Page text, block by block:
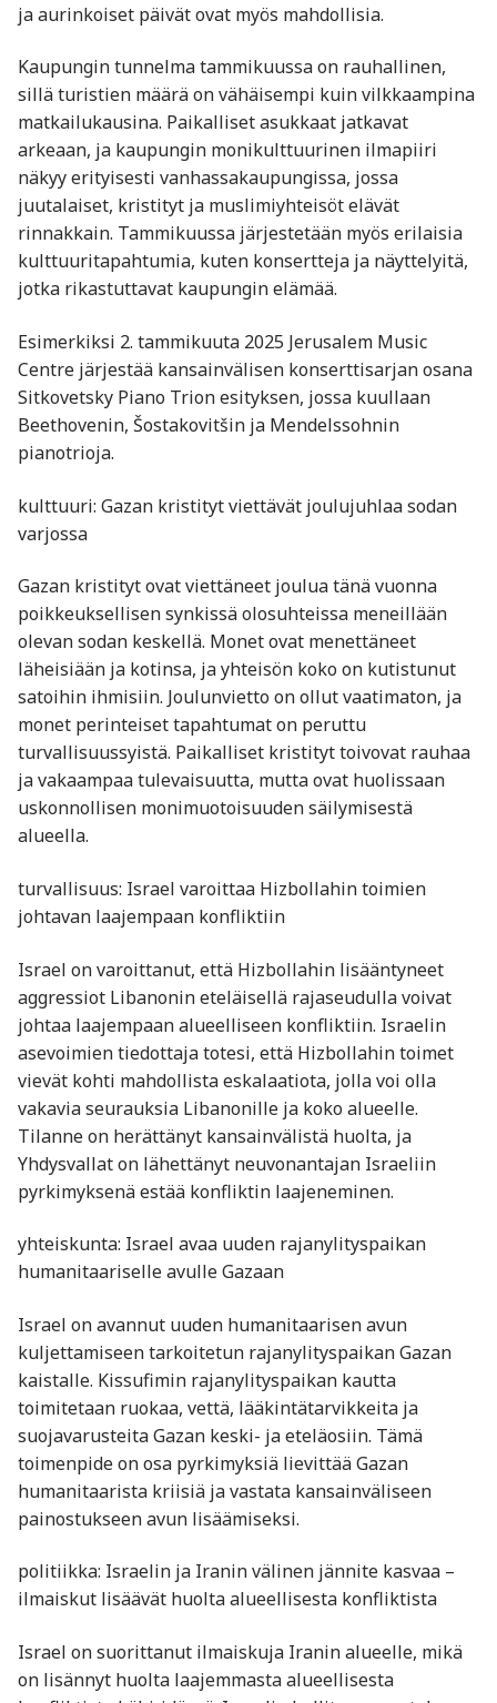
ja aurinkoiset päivät ovat myös mahdollisia.
Kaupungin tunnelma tammikuussa on rauhallinen,
sillä turistien määrä on vähäisempi kuin vilkkaampina
matkailukausina. Paikalliset asukkaat jatkavat
arkeaan, ja kaupungin monikulttuurinen ilmapiiri
näkyy erityisesti vanhassakaupungissa, jossa
juutalaiset, kristityt ja muslimiyhteisöt elävät
rinnakkain. Tammikuussa järjestetään myös erilaisia
kulttuuritapahtumia, kuten konsertteja ja näyttelyitä,
jotka rikastuttavat kaupungin elämää.
Esimerkiksi 2. tammikuuta 2025 Jerusalem Music
Centre järjestää kansainvälisen konserttisarjan osana
Sitkovetsky Piano Trion esityksen, jossa kuullaan
Beethovenin, Šostakovitšin ja Mendelssohnin
pianotrioja.
kulttuuri: Gazan kristityt viettävät joulujuhlaa sodan
varjossa
Gazan kristityt ovat viettäneet joulua tänä vuonna
poikkeuksellisen synkissä olosuhteissa meneillään
olevan sodan keskellä. Monet ovat menettäneet
läheisiään ja kotinsa, ja yhteisön koko on kutistunut
satoihin ihmisiin. Joulunvietto on ollut vaatimaton, ja
monet perinteiset tapahtumat on peruttu
turvallisuussyistä. Paikalliset kristityt toivovat rauhaa
ja vakaampaa tulevaisuutta, mutta ovat huolissaan
uskonnollisen monimuotoisuuden säilymisestä
alueella.
turvallisuus: Israel varoittaa Hizbollahin toimien
johtavan laajempaan konfliktiin
Israel on varoittanut, että Hizbollahin lisääntyneet
aggressiot Libanonin eteläisellä rajaseudulla voivat
johtaa laajempaan alueelliseen konfliktiin. Israelin
asevoimien tiedottaja totesi, että Hizbollahin toimet
vievät kohti mahdollista eskalaatiota, jolla voi olla
vakavia seurauksia Libanonille ja koko alueelle.
Tilanne on herättänyt kansainvälistä huolta, ja
Yhdysvallat on lähettänyt neuvonantajan Israeliin
pyrkimyksenä estää konfliktin laajeneminen.
yhteiskunta: Israel avaa uuden rajanylityspaikan
humanitaariselle avulle Gazaan
Israel on avannut uuden humanitaarisen avun
kuljettamiseen tarkoitetun rajanylityspaikan Gazan
kaistalle. Kissufimin rajanylityspaikan kautta
toimitetaan ruokaa, vettä, lääkintätarvikkeita ja
suojavarusteita Gazan keski- ja eteläosiin. Tämä
toimenpide on osa pyrkimyksiä lievittää Gazan
humanitaarista kriisiä ja vastata kansainväliseen
painostukseen avun lisäämiseksi.
politiikka: Israelin ja Iranin välinen jännite kasvaa –
ilmaiskut lisäävät huolta alueellisesta konfliktista
Israel on suorittanut ilmaiskuja Iranin alueelle, mikä
on lisännyt huolta laajemmasta alueellisesta